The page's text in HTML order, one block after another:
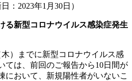
：2023年1月30日）
る新型コロナウイルス感染症発生
）までに新型コロナウイルス感
ては、前回のご報告から10日間が
において、新規陽性者がいないこ